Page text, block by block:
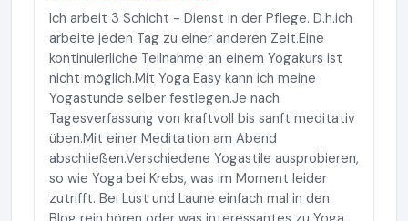
Ich arbeit 3 Schicht - Dienst in der Pflege. D.h.ich
arbeite jeden Tag zu einer anderen Zeit.Eine
kontinuierliche Teilnahme an einem Yogakurs ist
nicht möglich.Mit Yoga Easy kann ich meine
Yogastunde selber festlegen.Je nach
Tagesverfassung von kraftvoll bis sanft meditativ
üben.Mit einer Meditation am Abend
abschließen.Verschiedene Yogastile ausprobieren,
so wie Yoga bei Krebs, was im Moment leider
zutrifft. Bei Lust und Laune einfach mal in den